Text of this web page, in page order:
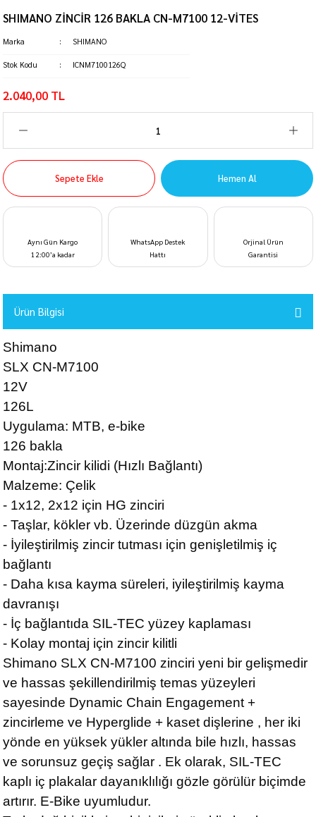
SHIMANO ZİNCİR 126 BAKLA CN-M7100 12-VİTES
Marka SHIMANO
Stok Kodu ICNM7100126Q
2.040,00 TL
Sepete Ekle Hemen Al
Aynı Gün Kargo
12:00’a kadar
WhatsApp Destek
Hattı
Orjinal Ürün
Garantisi
Ürün Bilgisi
Shimano
SLX CN-M7100
12V
126L
Uygulama: MTB, e-bike
126 bakla
Montaj:Zincir kilidi (Hızlı Bağlantı)
Malzeme: Çelik
- 1x12, 2x12 için HG zinciri
- Taşlar, kökler vb. Üzerinde düzgün akma
- İyileştirilmiş zincir tutması için genişletilmiş iç
bağlantı
- Daha kısa kayma süreleri, iyileştirilmiş kayma
davranışı
- İç bağlantıda SIL-TEC yüzey kaplaması
- Kolay montaj için zincir kilitli
Shimano SLX CN-M7100 zinciri yeni bir gelişmedir
ve hassas şekillendirilmiş temas yüzeyleri
sayesinde Dynamic Chain Engagement +
zincirleme ve Hyperglide + kaset dişlerine , her iki
yönde en yüksek yükler altında bile hızlı, hassas
ve sorunsuz geçiş sağlar . Ek olarak, SIL-TEC
kaplı iç plakalar dayanıklılığı gözle görülür biçimde
artırır. E-Bike uyumludur.